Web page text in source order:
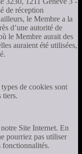
de réception
le Membre a la
d’une autorité de
le Membre aurait des
auraient été utilisées,
de cookies sont
tiers.
Site Internet. En
pourriez pas utiliser
fonctionnalités.